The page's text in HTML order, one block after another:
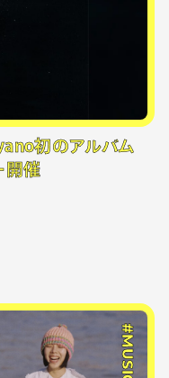
初のアルバム
開催
#MUSIC